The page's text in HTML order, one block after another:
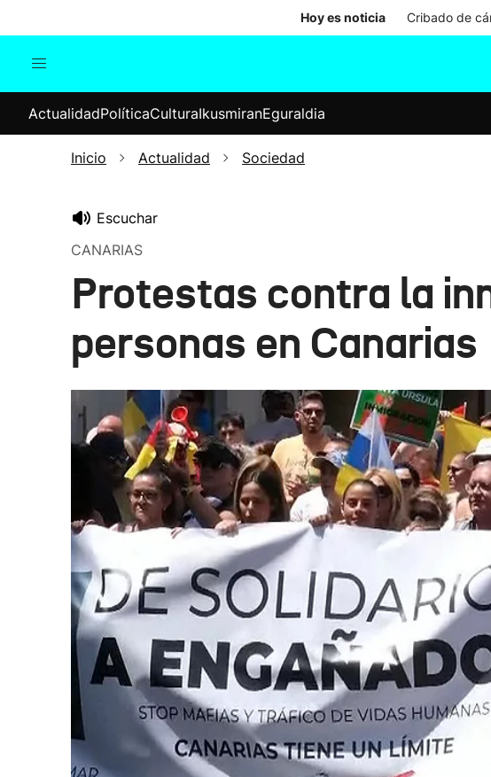
Hoy es noticia Cribado de
Internacional
Elecciones
ActualidadPolíticaCulturaIkusmiranEguraldia
Inicio Actualidad Sociedad
Escuchar
CANARIAS
Protestas contra la
personas en Canarias